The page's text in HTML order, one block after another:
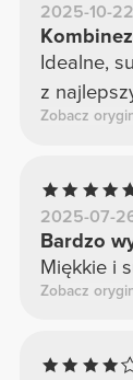
2025-10-22
Idealne,
z
Zobacz
2025-07-
Bardzo
Miękkie i
Zobacz